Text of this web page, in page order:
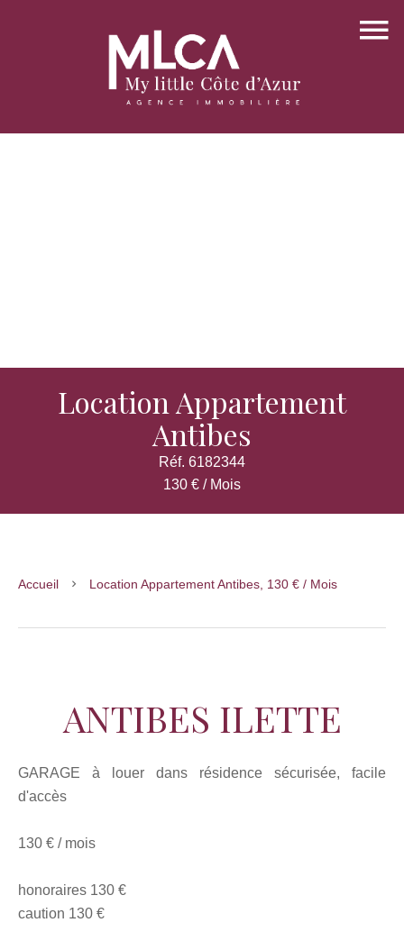
Location Appartement
Antibes
Réf. 6182344
130 € / Mois
Accueil Location Appartement Antibes, 130 € / Mois
ANTIBES ILETTE
GARAGE à louer dans résidence sécurisée, facile
d'accès
130 € / mois
honoraires 130 €
caution 130 €